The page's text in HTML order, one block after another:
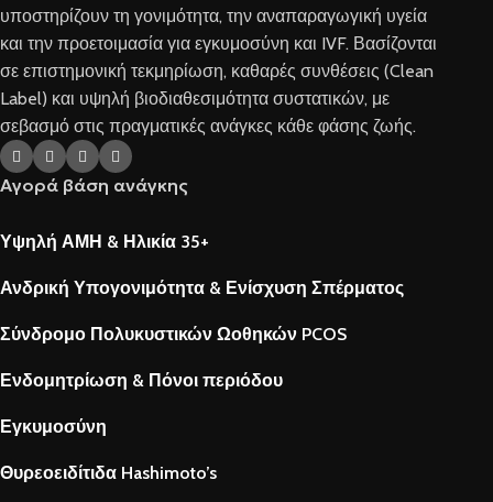
υποστηρίζουν τη γονιμότητα, την αναπαραγωγική υγεία
και την προετοιμασία για εγκυμοσύνη και IVF. Βασίζονται
σε επιστημονική τεκμηρίωση, καθαρές συνθέσεις (Clean
Label) και υψηλή βιοδιαθεσιμότητα συστατικών, με
σεβασμό στις πραγματικές ανάγκες κάθε φάσης ζωής.
Αγορά βάση ανάγκης
Υψηλή ΑΜΗ & Ηλικία 35+
Ανδρική Υπογονιμότητα & Ενίσχυση Σπέρματος
Σύνδρομο Πολυκυστικών Ωοθηκών PCOS
Ενδομητρίωση & Πόνοι περιόδου
Εγκυμοσύνη
Θυρεοειδίτιδα Hashimoto’s